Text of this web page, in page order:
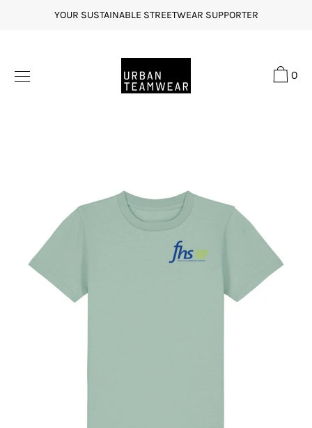
YOUR SUSTAINABLE STREETWEAR SUPPORTER
0